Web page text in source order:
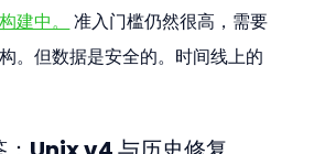
建中。
准入门槛仍然很高，需要
。但数据是安全的。时间线上的